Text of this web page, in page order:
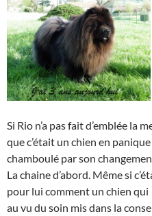
Si Rio n’a pas fait d’emblée la
que c’était un chien en
chamboulé par son
La chaine d’abord. Même si
pour lui comment un chien
au vu du soin mis dans la